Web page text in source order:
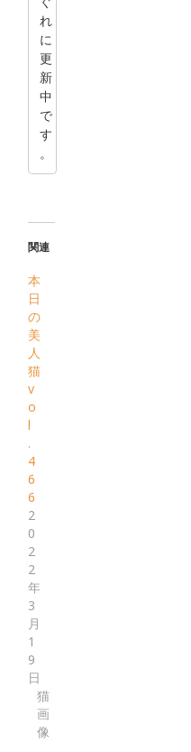
れ
に
更
新
中
で
す
。
関連
本
日
の
美
人
猫
v
o
l
.
4
6
6
2
0
2
2
年
3
月
1
9
日
猫
画
像